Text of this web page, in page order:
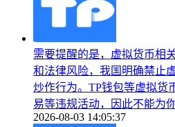
需要提醒的是，虚拟货币相
和法律风险，我国明确禁止
炒作行为。TP钱包等虚拟货
易等违规活动，因此不能为
2026-08-03 14:05:37